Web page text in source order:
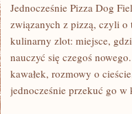
Jednocześnie Pizza Dog
związanych z pizzą, czyli
kulinarny zlot: miejsce,
nauczyć się czegoś
kawałek, rozmowy o
jednocześnie przekuć go